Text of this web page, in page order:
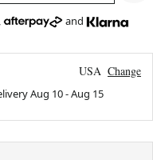
, and
USA Change
Aug 10-Aug 15